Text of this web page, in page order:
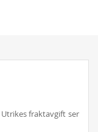
fraktavgift ser